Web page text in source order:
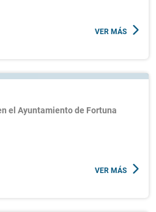
VER MÁS
el Ayuntamiento de Fortuna
VER MÁS